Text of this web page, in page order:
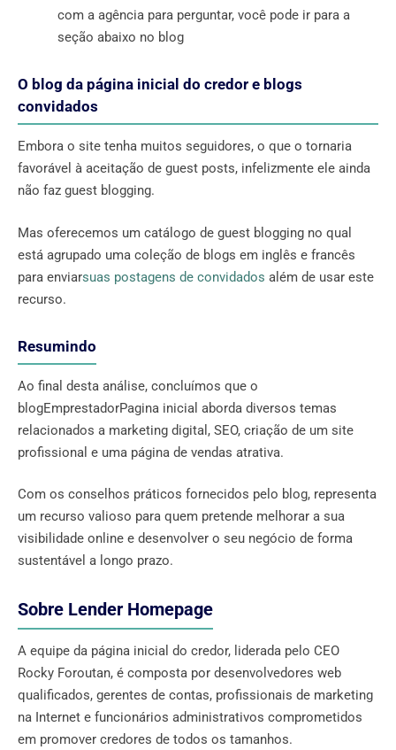
com a agência para perguntar, você pode ir para a
seção abaixo no blog
O blog da página inicial do credor e blogs
convidados
Embora o site tenha muitos seguidores, o que o tornaria
favorável à aceitação de guest posts, infelizmente ele ainda
não faz guest blogging.
Mas oferecemos um catálogo de guest blogging no qual
está agrupado uma coleção de blogs em inglês e francês
para enviarsuas postagens de convidados além de usar este
recurso.
Resumindo
Ao final desta análise, concluímos que o
blogEmprestadorPagina inicial aborda diversos temas
relacionados a marketing digital, SEO, criação de um site
profissional e uma página de vendas atrativa.
Com os conselhos práticos fornecidos pelo blog, representa
um recurso valioso para quem pretende melhorar a sua
visibilidade online e desenvolver o seu negócio de forma
sustentável a longo prazo.
Sobre Lender Homepage
A equipe da página inicial do credor, liderada pelo CEO
Rocky Foroutan, é composta por desenvolvedores web
qualificados, gerentes de contas, profissionais de marketing
na Internet e funcionários administrativos comprometidos
em promover credores de todos os tamanhos.